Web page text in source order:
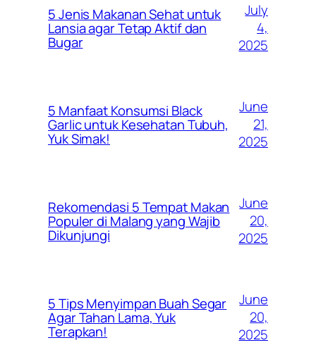
5 Jenis Makanan Sehat untuk
Lansia agar Tetap Aktif dan
Bugar
July
4,
2025
5 Manfaat Konsumsi Black
Garlic untuk Kesehatan Tubuh,
Yuk Simak!
June
21,
2025
Rekomendasi 5 Tempat Makan
Populer di Malang yang Wajib
Dikunjungi
June
20,
2025
5 Tips Menyimpan Buah Segar
Agar Tahan Lama, Yuk
Terapkan!
June
20,
2025